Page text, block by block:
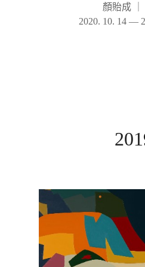
顏貽成
2020. 10. 14 —